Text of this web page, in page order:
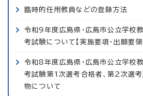
臨時的任用教員などの登録方法
令和9年度広島県・広島市公立学校
考試験について【実施要項・出願要領
令和8年度広島県・広島市公立学校
考試験第1次選考合格者、第2次選
物について